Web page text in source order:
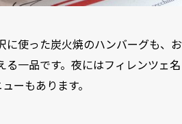
に使った炭火焼のハンバーグも、お
る一品です。夜にはフィレンツェ名
ーもあります。